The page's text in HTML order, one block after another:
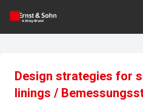
Design strategies for
linings /